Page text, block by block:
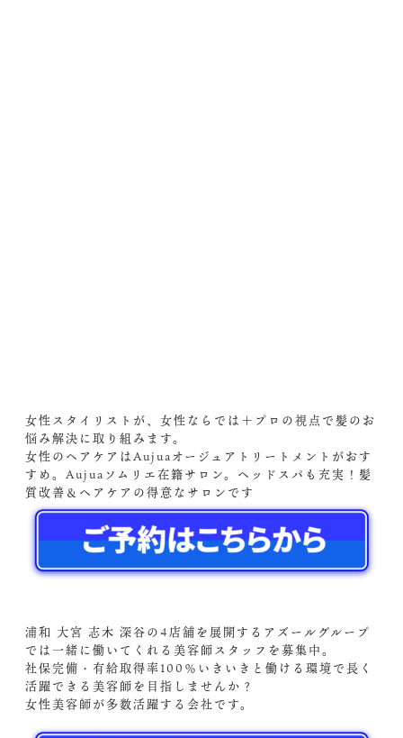
女性スタイリストが、女性ならでは＋プロの視点で髪のお
悩み解決に取り組みます。
女性のヘアケアはAujuaオージュアトリートメントがおす
すめ。Aujuaソムリエ在籍サロン。ヘッドスパも充実！髪
質改善＆ヘアケアの得意なサロンです
浦和 大宮 志木 深谷の4店舗を展開するアズールグループ
では一緒に働いてくれる美容師スタッフを募集中。
社保完備・有給取得率100％いきいきと働ける環境で長く
活躍できる美容師を目指しませんか？
女性美容師が多数活躍する会社です。